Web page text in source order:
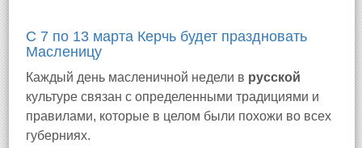
С 7 по 13 марта Керчь будет праздновать
Масленицу
Каждый день масленичной недели в русской
культуре связан с определенными традициями и
правилами, которые в целом были похожи во всех
губерниях.